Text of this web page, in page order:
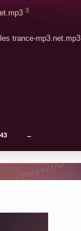
3
trance-mp3.net.mp3
43 →